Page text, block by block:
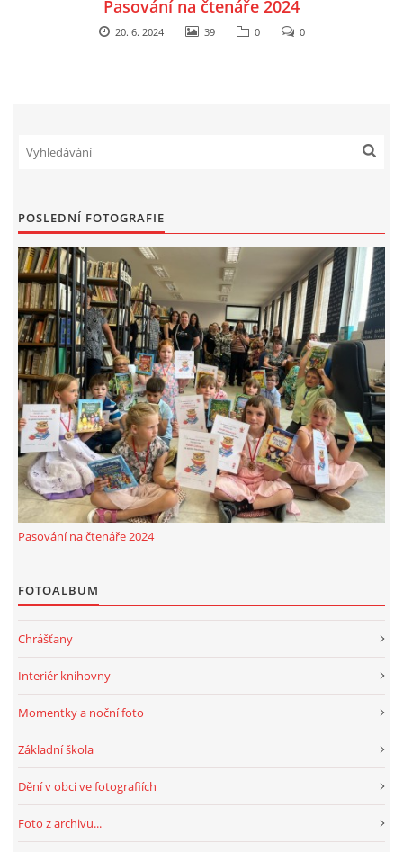
© 2026 eStránky.cz |RSS|WebSlice |Tisk|Aktualizováno: 1. 8. 2026
Nahoru ↑
Pasování na čtenáře 2024
20. 6. 2024 39 0 0
POSLEDNÍ FOTOGRAFIE
Pasování na čtenáře 2024
FOTOALBUM
Chrášťany
Interiér knihovny
Momentky a noční foto
Základní škola
Dění v obci ve fotografiích
Foto z archivu...